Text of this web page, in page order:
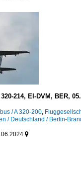
214, EI-DVM, BER,
/ A 320-200
/ Deutschland / Berlin-
